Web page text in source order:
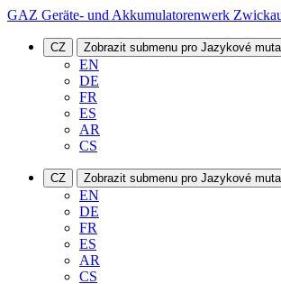
GAZ Geräte- und Akkumulatorenwerk
CZ Zobrazit submenu pro Jazykové
EN
DE
FR
ES
AR
CS
CZ Zobrazit submenu pro Jazykové
EN
DE
FR
ES
AR
CS